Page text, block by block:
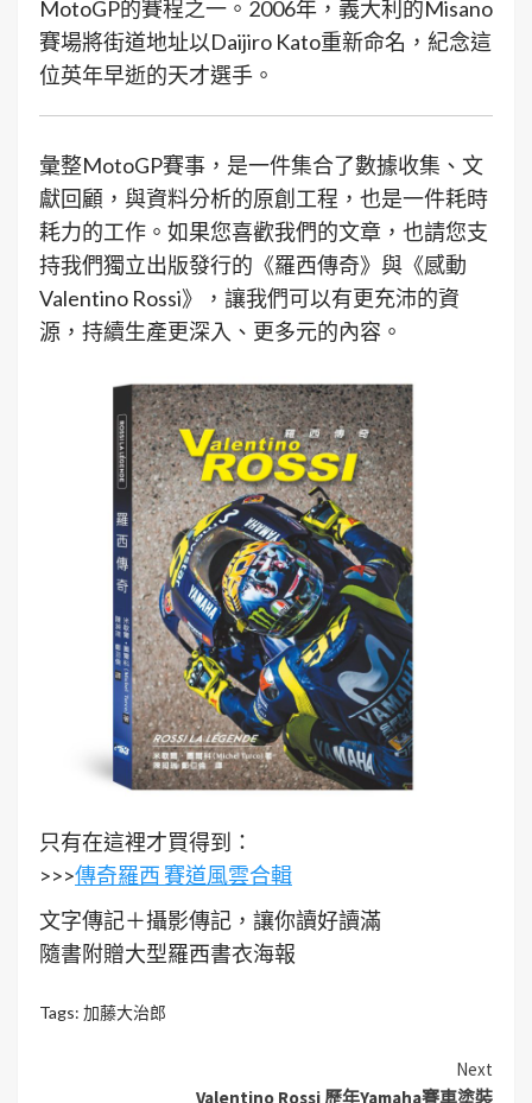
MotoGP的賽程之一。2006年，義大利的Misano
賽場將街道地址以Daijiro Kato重新命名，紀念這
位英年早逝的天才選手。
彙整MotoGP賽事，是一件集合了數據收集、文
獻回顧，與資料分析的原創工程，也是一件耗時
耗力的工作。如果您喜歡我們的文章，也請您支
持我們獨立出版發行的《羅西傳奇》與《感動
Valentino Rossi》，讓我們可以有更充沛的資
源，持續生產更深入、更多元的內容。
只有在這裡才買得到：
>>>傳奇羅西 賽道風雲合輯
文字傳記＋攝影傳記，讓你讀好讀滿
隨書附贈大型羅西書衣海報
Tags: 加藤大治郎
Next
Valentino Rossi 歷年Yamaha賽車塗裝